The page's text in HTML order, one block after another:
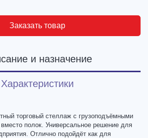
Заказать товар
и назначение
Характеристики
торговый стеллаж с грузоподъёмными
полок. Универсальное решение для
Отлично подойдёт как для